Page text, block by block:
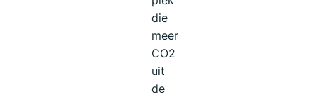
die
meer
CO2
uit
de